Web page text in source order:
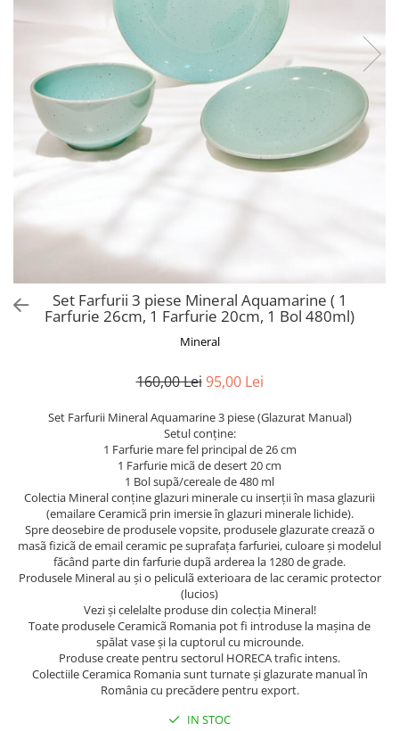
Set Farfurii 3 piese Mineral Aquamarine ( 1
Farfurie 26cm, 1 Farfurie 20cm, 1 Bol 480ml)
Mineral
160,00 Lei 95,00 Lei
Set Farfurii Mineral Aquamarine 3 piese (Glazurat Manual)
Setul conține:
1 Farfurie mare fel principal de 26 cm
1 Farfurie micã de desert 20 cm
1 Bol supã/cereale de 480 ml
Colectia Mineral conține glazuri minerale cu inserții în masa glazurii
(emailare Ceramicã prin imersie în glazuri minerale lichide).
Spre deosebire de produsele vopsite, produsele glazurate crează o
masã fizicã de email ceramic pe suprafața farfuriei, culoare și modelul
făcând parte din farfurie dupã arderea la 1280 de grade.
Produsele Mineral au și o peliculã exterioara de lac ceramic protector
(lucios)
Vezi și celelalte produse din colecția Mineral!
Toate produsele Ceramicã Romania pot fi introduse la mașina de
spălat vase și la cuptorul cu microunde.
Produse create pentru sectorul HORECA trafic intens.
Colectiile Ceramica Romania sunt turnate și glazurate manual în
România cu precădere pentru export.
IN STOC